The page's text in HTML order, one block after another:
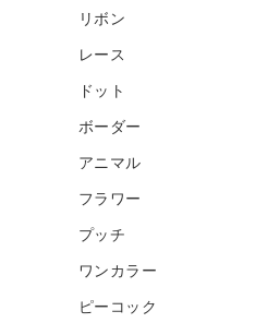
リボン
レース
ドット
ボーダー
アニマル
フラワー
プッチ
ワンカラー
ピーコック